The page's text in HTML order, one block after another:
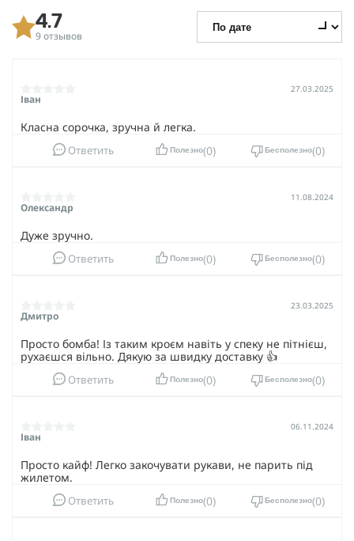
4.7
9 отзывов
Іван
27.03.2025
Класна сорочка, зручна й легка.
Ответить Полезно 0 Бесполезно 0
Олександр
11.08.2024
Дуже зручно.
Ответить Полезно 0 Бесполезно 0
Дмитро
23.03.2025
Просто бомба! Із таким кроєм навіть у спеку не пітнієш,
рухаєшся вільно. Дякую за швидку доставку 👍
Ответить Полезно 0 Бесполезно 0
Іван
06.11.2024
Просто кайф! Легко закочувати рукави, не парить під
жилетом.
Ответить Полезно 0 Бесполезно 0